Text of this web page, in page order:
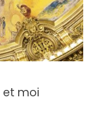
et moi